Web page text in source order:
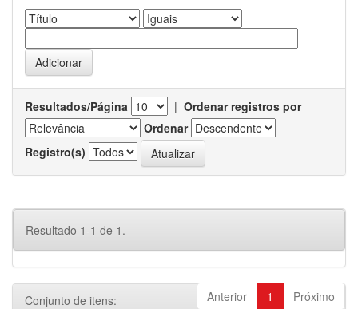
Resultados/Página | Ordenar registros por
Ordenar
Registro(s)
Resultado 1-1 de 1.
Anterior 1 Próximo
Conjunto de itens: